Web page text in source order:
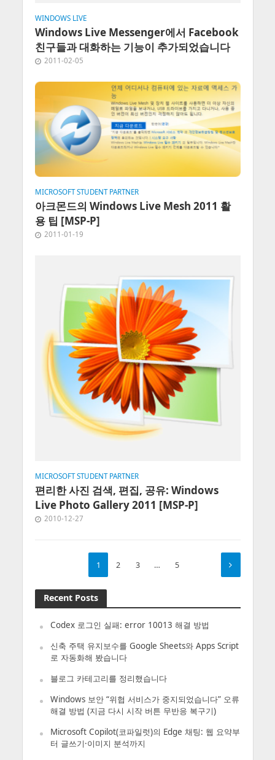
WINDOWS LIVE
Windows Live Messenger에서 Facebook
친구들과 대화하는 기능이 추가되었습니다
2011-02-05
MICROSOFT STUDENT PARTNER
아크몬드의 Windows Live Mesh 2011 활
용 팁 [MSP-P]
2011-01-19
MICROSOFT STUDENT PARTNER
편리한 사진 검색, 편집, 공유: Windows
Live Photo Gallery 2011 [MSP-P]
2010-12-27
1 2 3 … 5
Recent Posts
Codex 로그인 실패: error 10013 해결 방법
신축 주택 유지보수를 Google Sheets와 Apps Script
로 자동화해 봤습니다
블로그 카테고리를 정리했습니다
Windows 보안 “위협 서비스가 중지되었습니다” 오류
해결 방법 (지금 다시 시작 버튼 무반응 복구기)
Microsoft Copilot(코파일럿)의 Edge 채팅: 웹 요약부
터 글쓰기·이미지 분석까지